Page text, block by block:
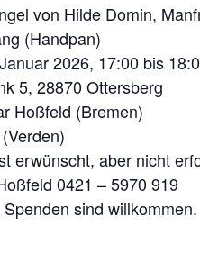
von Hilde Domin,
(Handpan)
2026, 17:00 bis
5, 28870 Ottersberg
Hoßfeld (Bremen)
erwünscht, aber nicht
0421 – 5970 919
sind willkommen.